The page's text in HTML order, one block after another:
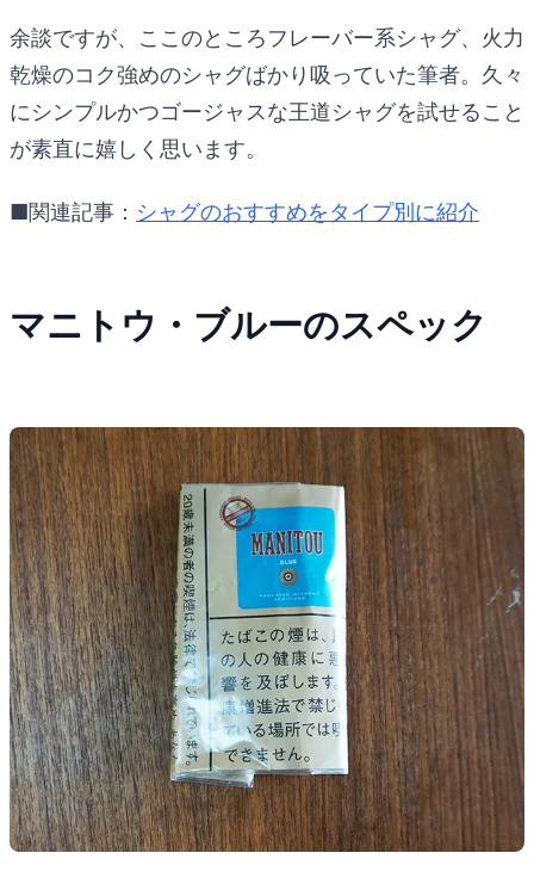
余談ですが、ここのところフレーバー系シャグ、火力
乾燥のコク強めのシャグばかり吸っていた筆者。久々
にシンプルかつゴージャスな王道シャグを試せること
が素直に嬉しく思います。
■関連記事： シャグのおすすめをタイプ別に紹介
マニトウ・ブルーのスペック